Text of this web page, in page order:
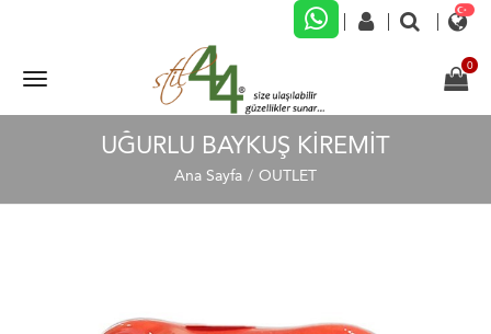
UĞURLU BAYKUŞ KIREMIT
Ana Sayfa OUTLET